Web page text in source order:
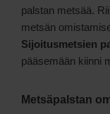
palstan metsää.
metsän
Sijoitusmetsien
pääsemään kiinni
Metsäpalstan